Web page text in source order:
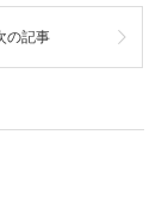
の記事